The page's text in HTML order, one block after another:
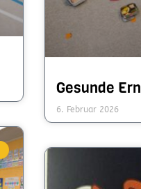
Gesunde
6. Februar 2026